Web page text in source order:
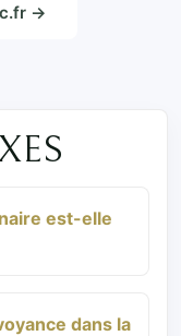
→
est-elle
dans la